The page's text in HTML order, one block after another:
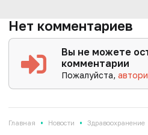
Нет комментариев
Вы не можете
комментарии
Пожалуйста,
Главная • Новости • Здравоохранение